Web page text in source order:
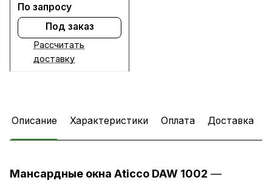
По запросу
Под заказ
Рассчитать
доставку
Описание Характеристики Оплата Доставка
Мансардные окна Aticco DAW 1002 —